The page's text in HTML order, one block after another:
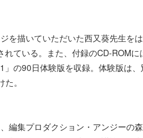
を描いていただいた西又葵先生を
ている。また、付録のCD-ROMに
の90日体験版を収録。体験版は、
。
編集プロダクション・アンジーの